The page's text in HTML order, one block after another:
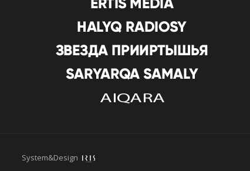
System&Design